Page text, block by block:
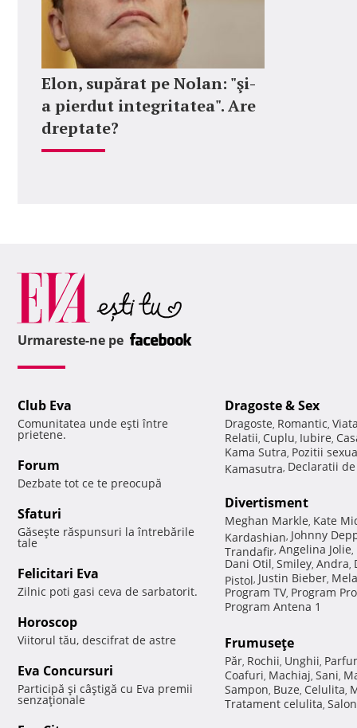
Elon, supărat pe Nolan: "şi-
a pierdut integritatea". Are
dreptate?
Urmareste-ne pe
Club Eva
Comunitatea unde eşti între
prietene.
Forum
Dezbate tot ce te preocupă
Sfaturi
Găseşte răspunsuri la întrebările
tale
Felicitari Eva
Zilnic poti gasi ceva de sarbatorit.
Horoscop
Viitorul tău, descifrat de astre
Eva Concursuri
Participă şi câştigă cu Eva premii
senzaţionale
Dragoste & Sex
Dragoste, Romantic,
Relatii, Cuplu, Iubire,
Kama Sutra, Pozitii
Kamasutra, Declaratii
Divertisment
Meghan Markle, Kate
Kardashian, Johnny
Trandafir, Angelina Jolie,
Dani Otil, Smiley, Andra,
Pistol, Justin Bieber,
Program TV, Program
Program Antena 1
Frumuseţe
Păr, Rochii, Unghii,
Coafuri, Machiaj, Sani,
Sampon, Buze, Celulita,
Tratament celulita,